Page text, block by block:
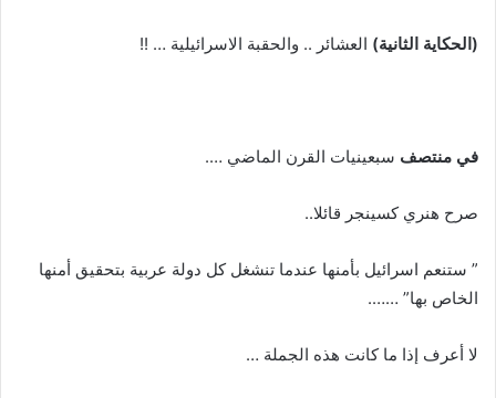
(الحكاية الثانية) العشائر .. والحقبة الاسرائيلية … !!
في منتصف سبعينيات القرن الماضي ….
صرح هنري كسينجر قائلا..
” ستنعم اسرائيل بأمنها عندما تنشغل كل دولة عربية بتحقيق أمنها
الخاص بها” …….
لا أعرف إذا ما كانت هذه الجملة …